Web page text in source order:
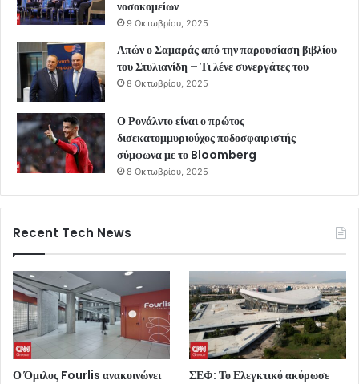
νοσοκομείων
9 Οκτωβρίου, 2025
Απών ο Σαμαράς από την παρουσίαση βιβλίου
του Στυλιανίδη – Τι λένε συνεργάτες του
8 Οκτωβρίου, 2025
Ο Ρονάλντο είναι ο πρώτος
δισεκατομμυριούχος ποδοσφαιριστής
σύμφωνα με το Bloomberg
8 Οκτωβρίου, 2025
Recent Tech News
Ο Όμιλος Fourlis ανακοινώνει
ΣΕΦ: Το Ελεγκτικό ακύρωσε